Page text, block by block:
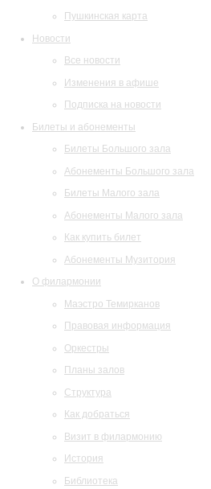
Пушкинская карта
Новости
Все новости
Изменения в афише
Подписка на новости
Билеты и абонементы
Билеты Большого зала
Абонементы Большого зала
Билеты Малого зала
Абонементы Малого зала
Как купить билет
Абонементы Музитория
О филармонии
Маэстро Темирканов
Правовая информация
Оркестры
Планы залов
Структура
Как добраться
Визит в филармонию
История
Библиотека